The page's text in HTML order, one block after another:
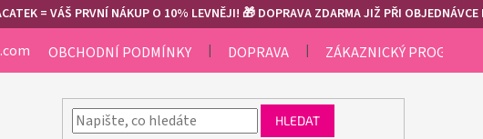
= VÁŠ PRVNÍ NÁKUP O 10% LEVNĚJI! 🎁 DOPRAVA ZDARMA JIŽ PŘI
OBCHODNÍ PODMÍNKY DOPRAVA ZÁKAZNICKÝ PROGRAM
HLEDAT